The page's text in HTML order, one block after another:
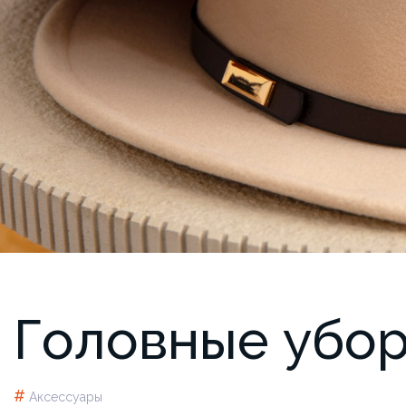
Головные
# Аксессуары